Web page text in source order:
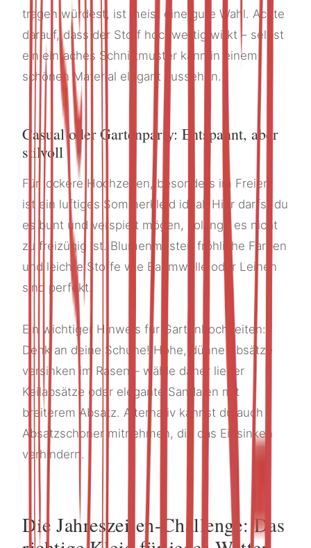
tragen würdest, ist meist eine gute Wahl. Achte
darauf, dass der Stoff hochwertig wirkt – selbst
ein einfaches Schnittmuster kann in einem
schönen Material elegant aussehen.
Casual oder Gartenparty: Entspannt, aber
stilvoll
Für lockere Hochzeiten, besonders im Freien,
ist ein luftiges Sommerkleid ideal. Hier darfst du
es bunt und verspielt mögen, solange es nicht
zu freizügig ist. Blumenmuster, fröhliche Farben
und leichte Stoffe wie Baumwolle oder Leinen
sind perfekt.
Ein wichtiger Hinweis für Gartenhochzeiten:
Denk an deine Schuhe! Hohe, dünne Absätze
versinken im Rasen – wähle daher lieber
Keilabsätze oder elegante Sandalen mit
breiterem Absatz. Alternativ kannst du auch
Absatzschoner mitnehmen, die das Einsinken
verhindern.
Die Jahreszeiten-Challenge: Das